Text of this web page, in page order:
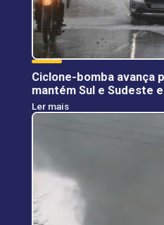
Ciclone-bomba avança
mantém Sul e Sudeste
Ler mais